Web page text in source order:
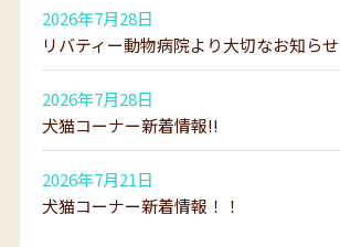
2026年7月28日
リバティー動物病院より大切なお知らせ
2026年7月28日
犬猫コーナー新着情報!!
2026年7月21日
犬猫コーナー新着情報！！